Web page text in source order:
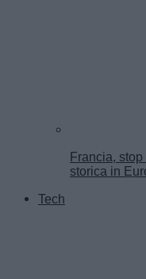
Francia,
storica in
Tech